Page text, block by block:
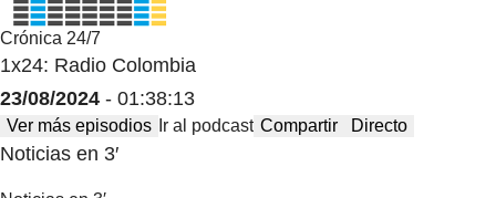
Crónica 24/7
1x24: Radio Colombia
23/08/2024 - 01:38:13
Ver más episodios Ir al podcast Compartir Directo
Noticias en 3′